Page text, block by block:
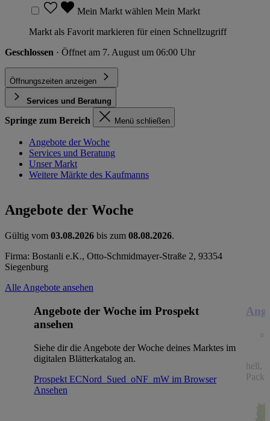
Mein Markt wählen Mein Markt
Markt als Favorit markieren für einen Schnellzugriff
Geschlossen · Öffnet am 7. August um 06:00 Uhr
Öffnungszeiten anzeigen
Services und Beratung
Springe zum Bereich Menü schließen
Angebote der Woche
Services und Beratung
Unser Markt
Weitere Märkte des Kaufmanns
Angebote der Woche
Gültig vom 03.08.2026 bis zum 08.08.2026.
Firma: Bostanli e.K., Otto-Schmidmayer-Straße 2, 93354
Siegenburg
Alle Angebote ansehen
Angebote der Woche im Prospekt
ansehen
Siehe dir die Angebote der Woche deines Marktes im
digitalen Blätterkatalog an.
Prospekt ECNord_Sued_oNF_mW im Browser
Ansehen
hell,